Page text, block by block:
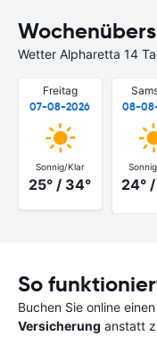
Wetter Alpharetta 14
Freitag
07-08-2026
Sonnig/Klar
25° / 34°
08-
24°
So
Buchen Sie online
Versicherung anstatt